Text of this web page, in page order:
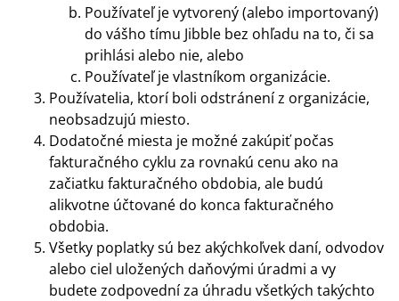
Používateľ je vytvorený (alebo importovaný)
do vášho tímu Jibble bez ohľadu na to, či sa
prihlási alebo nie, alebo
Používateľ je vlastníkom organizácie.
Používatelia, ktorí boli odstránení z organizácie,
neobsadzujú miesto.
Dodatočné miesta je možné zakúpiť počas
fakturačného cyklu za rovnakú cenu ako na
začiatku fakturačného obdobia, ale budú
alikvotne účtované do konca fakturačného
obdobia.
Všetky poplatky sú bez akýchkoľvek daní, odvodov
alebo ciel uložených daňovými úradmi a vy
budete zodpovední za úhradu všetkých takýchto